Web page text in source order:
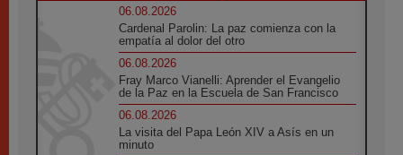
06.08.2026
Cardenal Parolin: La paz comienza con la
empatía al dolor del otro
06.08.2026
Fray Marco Vianelli: Aprender el Evangelio
de la Paz en la Escuela de San Francisco
06.08.2026
La visita del Papa León XIV a Asís en un
minuto